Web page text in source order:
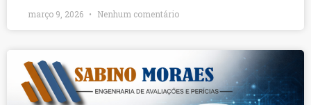
março 9, 2026 Nenhum comentário